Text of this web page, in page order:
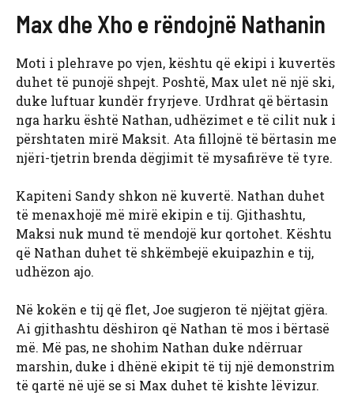
Max dhe Xho e rëndojnë Nathanin
Moti i plehrave po vjen, kështu që ekipi i kuvertës
duhet të punojë shpejt. Poshtë, Max ulet në një ski,
duke luftuar kundër fryrjeve. Urdhrat që bërtasin
nga harku është Nathan, udhëzimet e të cilit nuk i
përshtaten mirë Maksit. Ata fillojnë të bërtasin me
njëri-tjetrin brenda dëgjimit të mysafirëve të tyre.
Kapiteni Sandy shkon në kuvertë. Nathan duhet
të menaxhojë më mirë ekipin e tij. Gjithashtu,
Maksi nuk mund të mendojë kur qortohet. Kështu
që Nathan duhet të shkëmbejë ekuipazhin e tij,
udhëzon ajo.
Në kokën e tij që flet, Joe sugjeron të njëjtat gjëra.
Ai gjithashtu dëshiron që Nathan të mos i bërtasë
më. Më pas, ne shohim Nathan duke ndërruar
marshin, duke i dhënë ekipit të tij një demonstrim
të qartë në ujë se si Max duhet të kishte lëvizur.